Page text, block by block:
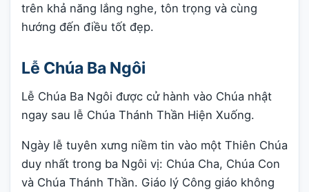
trên khả năng lắng nghe, tôn trọng và cùng
hướng đến điều tốt đẹp.
Lễ Chúa Ba Ngôi
Lễ Chúa Ba Ngôi được cử hành vào Chúa nhật
ngay sau lễ Chúa Thánh Thần Hiện Xuống.
Ngày lễ tuyên xưng niềm tin vào một Thiên Chúa
duy nhất trong ba Ngôi vị: Chúa Cha, Chúa Con
và Chúa Thánh Thần. Giáo lý Công giáo không